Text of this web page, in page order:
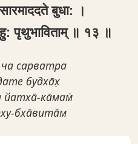
बुधा: ।
पृथुभाविताम् ॥ १३ ॥
сарватра
будха̄х̣
йатха̄-ка̄мам̇
бха̄вита̄м